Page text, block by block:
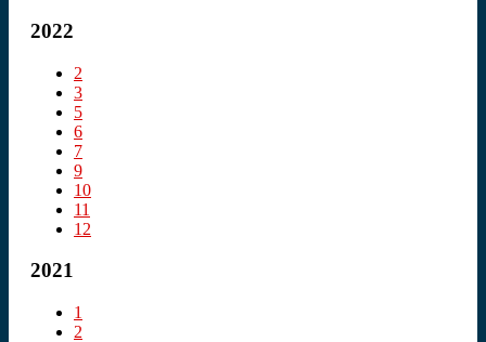
2022
2
3
5
6
7
9
10
11
12
2021
1
2